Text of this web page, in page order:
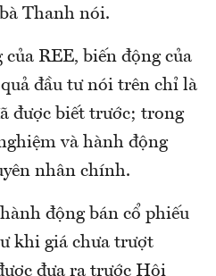
Thanh nói.
REE, biến động của
đầu tư nói trên chỉ là
được biết trước; trong
và hành động
nhân chính.
động bán cổ phiếu
khi giá chưa trượt
đưa ra trước Hội